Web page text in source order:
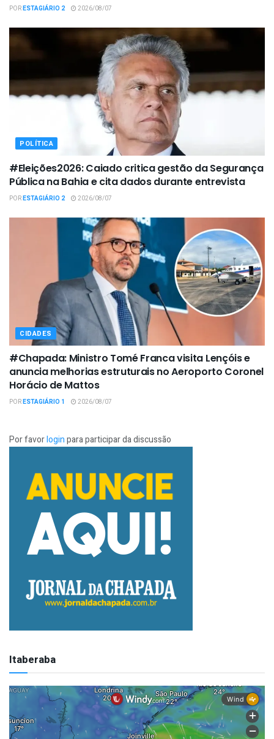
PORESTAGIÁRIO 2 2026/08/07
POLÍTICA
#Eleições2026: Caiado critica gestão da Segurança
Pública na Bahia e cita dados durante entrevista
PORESTAGIÁRIO 2 2026/08/07
CIDADES
#Chapada: Ministro Tomé Franca visita Lençóis e
anuncia melhorias estruturais no Aeroporto Coronel
Horácio de Mattos
PORESTAGIÁRIO 1 2026/08/07
Por favorloginpara participar da discussão
Itaberaba